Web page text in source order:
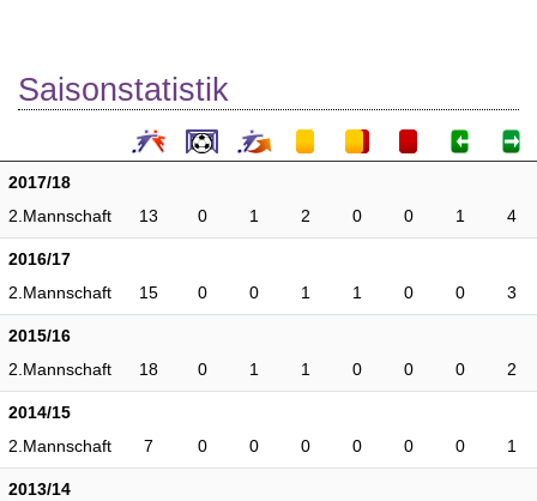
Saisonstatistik
2017/18
2.Mannschaft
13 0 1 2 0 0 1 4
2016/17
2.Mannschaft
15 0 0 1 1 0 0 3
2015/16
2.Mannschaft
18 0 1 1 0 0 0 2
2014/15
2.Mannschaft
7 0 0 0 0 0 0 1
2013/14